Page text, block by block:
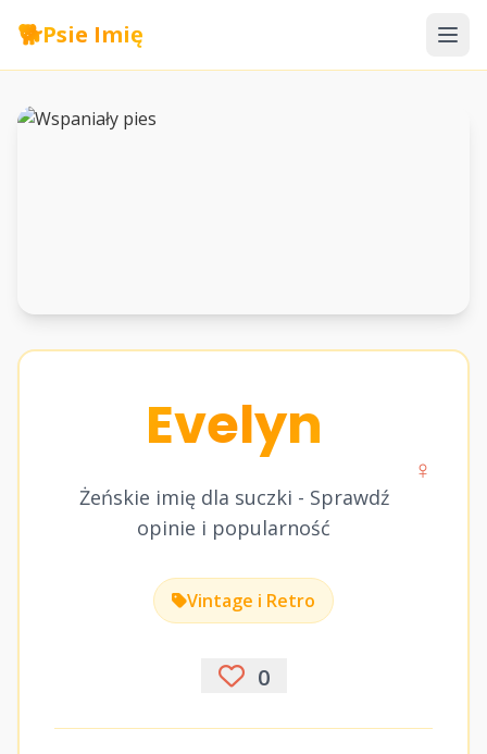
🐕Psie Imię
Evelyn
Żeńskie imię dla suczki - Sprawdź
opinie i popularność
♀
Vintage i Retro
0